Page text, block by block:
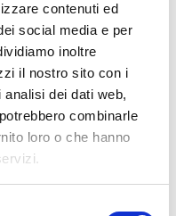
contenuti ed
social media e per
inoltre
il nostro sito con i
dei dati web,
combinarle
loro o che hanno